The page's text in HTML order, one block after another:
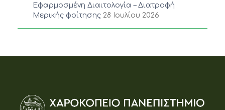
Εφαρμοσμένη Διαιτολογία – Διατροφή
Μερικής φοίτησης 28 Ιουλίου 2026